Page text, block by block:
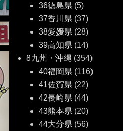
36徳島県 (5)
37香川県 (37)
38愛媛県 (28)
39高知県 (14)
8九州・沖縄 (354)
40福岡県 (116)
41佐賀県 (22)
42長崎県 (44)
43熊本県 (20)
44大分県 (56)